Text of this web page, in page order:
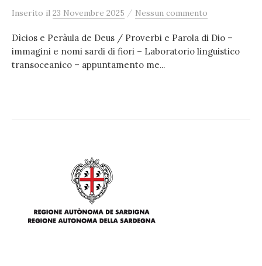
Inserito il 23 Novembre 2025 / Nessun commento
Dìcios e Peràula de Deus / Proverbi e Parola di Dio –
immagini e nomi sardi di fiori – Laboratorio linguistico
transoceanico – appuntamento me...